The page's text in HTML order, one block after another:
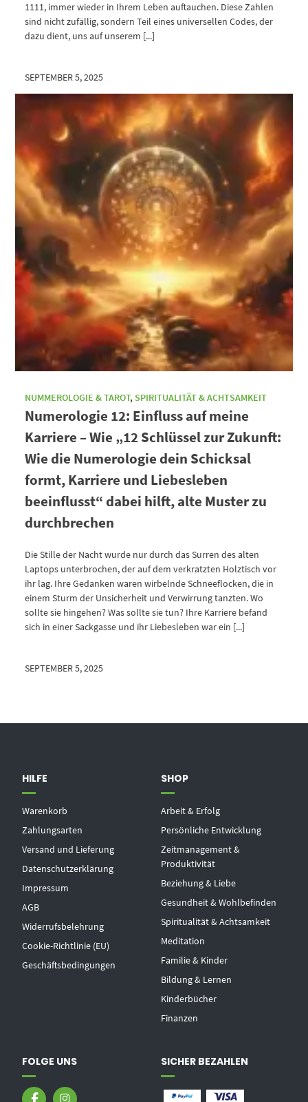
1111, immer wieder in Ihrem Leben auftauchen. Diese Zahlen
sind nicht zufällig, sondern Teil eines universellen Codes, der
dazu dient, uns auf unserem [...]
SEPTEMBER 5, 2025
NUMMEROLOGIE & TAROT, SPIRITUALITÄT & ACHTSAMKEIT
Numerologie 12: Einfluss auf meine
Karriere – Wie „12 Schlüssel zur Zukunft:
Wie die Numerologie dein Schicksal
formt, Karriere und Liebesleben
beeinflusst“ dabei hilft, alte Muster zu
durchbrechen
Die Stille der Nacht wurde nur durch das Surren des alten
Laptops unterbrochen, der auf dem verkratzten Holztisch vor
ihr lag. Ihre Gedanken waren wirbelnde Schneeflocken, die in
einem Sturm der Unsicherheit und Verwirrung tanzten. Wo
sollte sie hingehen? Was sollte sie tun? Ihre Karriere befand
sich in einer Sackgasse und ihr Liebesleben war ein [...]
SEPTEMBER 5, 2025
HILFE
Warenkorb
Zahlungsarten
Versand und Lieferung
Datenschutzerklärung
Impressum
AGB
Widerrufsbelehrung
Cookie-Richtlinie (EU)
Geschäftsbedingungen
SHOP
Arbeit & Erfolg
Persönliche Entwicklung
Zeitmanagement &
Produktivität
Beziehung & Liebe
Gesundheit & Wohlbefinden
Spiritualität & Achtsamkeit
Meditation
Familie & Kinder
Bildung & Lernen
Kinderbücher
Finanzen
FOLGE UNS SICHER BEZAHLEN